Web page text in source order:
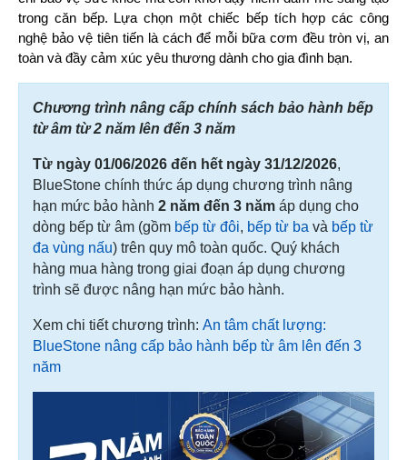
trong căn bếp. Lựa chọn một chiếc bếp tích hợp các công
nghệ bảo vệ tiên tiến là cách để mỗi bữa cơm đều tròn vị, an
toàn và đầy cảm xúc yêu thương dành cho gia đình bạn.
Chương trình nâng cấp chính sách bảo hành bếp
từ âm từ 2 năm lên đến 3 năm
Từ ngày 01/06/2026 đến hết ngày 31/12/2026,
BlueStone chính thức áp dụng chương trình nâng
hạn mức bảo hành 2 năm đến 3 năm áp dụng cho
dòng bếp từ âm (gồm bếp từ đôi, bếp từ ba và bếp từ
đa vùng nấu) trên quy mô toàn quốc. Quý khách
hàng mua hàng trong giai đoạn áp dụng chương
trình sẽ được nâng hạn mức bảo hành.
Xem chi tiết chương trình: An tâm chất lượng:
BlueStone nâng cấp bảo hành bếp từ âm lên đến 3
năm